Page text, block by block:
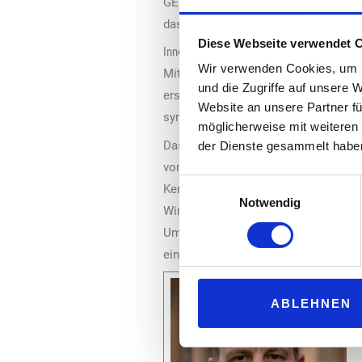
Diese Webseite verwendet
Wir verwenden Cookies,
und die Zugriffe auf unsere
Website an unsere Partner
möglicherweise mit
der Dienste gesammelt
Einwilligungsauswahl
Notwendig
ABLEHNEN
das Land Hessen finanziell gefördert.
Innovation aus Deutschland
Mit der Implementierung des
ersten Halbjahrs 2025: Die Anlage
synthetische Kraftstoffe
Das Mehrzonen-Reaktorkonzept
von Strom, Biomethan und CO₂ in
Kerosin bzw. SAF (Sustainable
Wirkungsgrad und die produzierten
Umrüstungen oder neue
eine CO₂-Reduktion von 92 % als